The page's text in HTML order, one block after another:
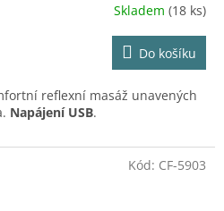
Skladem(18 ks)
Do košíku
reflexní masáž unavených
Napájení USB.
Kód: CF-5903